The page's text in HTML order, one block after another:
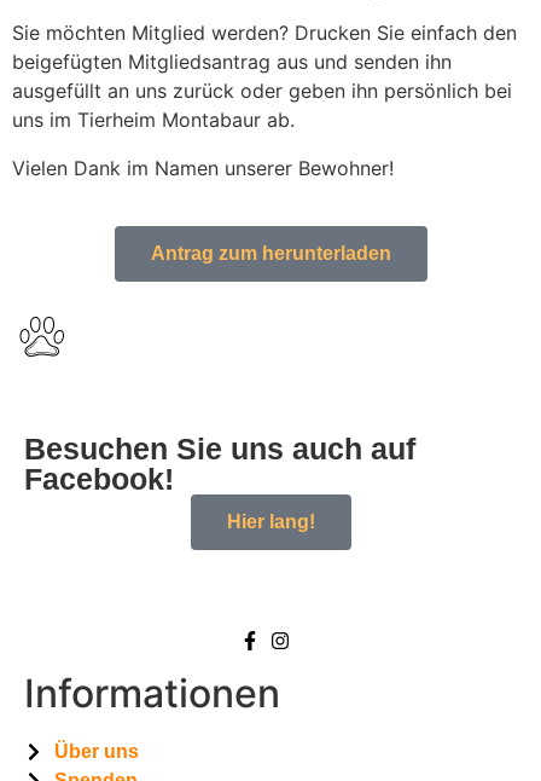
Sie möchten Mitglied werden? Drucken Sie einfach den
beigefügten Mitgliedsantrag aus und senden ihn
ausgefüllt an uns zurück oder geben ihn persönlich bei
uns im Tierheim Montabaur ab.
Vielen Dank im Namen unserer Bewohner!
Antrag zum herunterladen
Besuchen Sie uns auch auf
Facebook!
Hier lang!
Informationen
Über uns